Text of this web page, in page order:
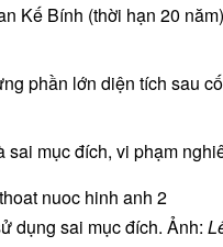
Kế Bính (thời hạn 20
phần lớn diện tích sau
mục đích, vi phạm
dụng sai mục đích. Ảnh: